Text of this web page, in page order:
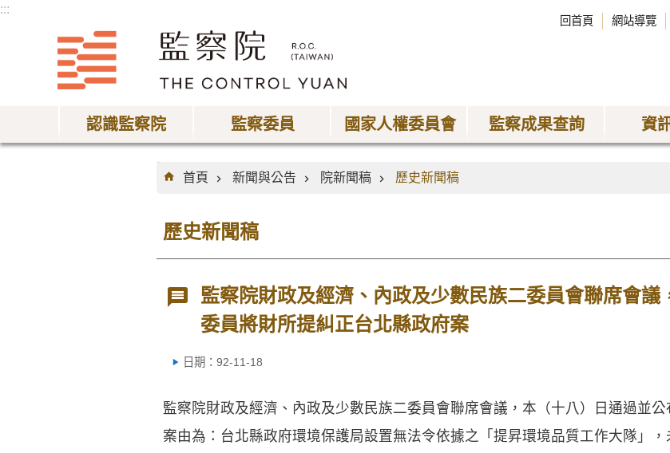
:::
回首頁 網站導覽
認識監察院 監察委員 國家人權委員會 監察成果查詢 資
:::
首頁
新聞與公告 院新聞稿 歷史新聞稿
歷史新聞稿
監察院財政及經濟、內政及少數民族二委員會聯席會
委員將財所提糾正台北縣政府案
日期：92-11-18
監察院財政及經濟、內政及少數民族二委員會聯席會議，本（十八）日通過並
案由為：台北縣政府環境保護局設置無法令依據之「提昇環境品質工作大隊」